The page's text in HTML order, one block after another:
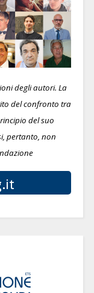
degli autori. La
del confronto tra
del suo
pertanto, non